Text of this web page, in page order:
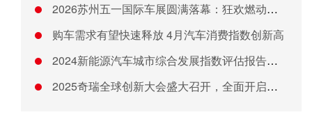
2026苏州五一国际车展圆满落幕：狂欢燃动消费引擎，创新绘就
购车需求有望快速释放 4月汽车消费指数创新高
2024新能源汽车城市综合发展指数评估报告发布
2025奇瑞全球创新大会盛大召开，全面开启技术全球化时代